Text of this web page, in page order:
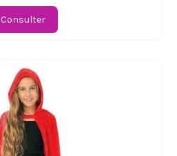
Consulter